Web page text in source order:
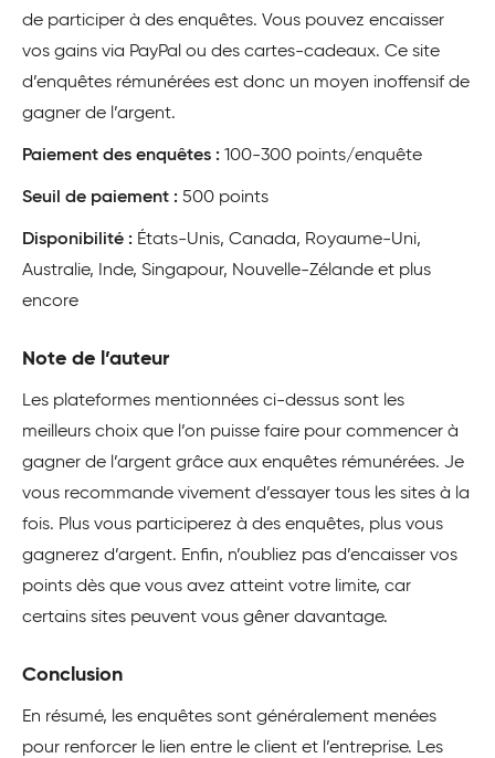
de participer à des enquêtes. Vous pouvez encaisser
vos gains via PayPal ou des cartes-cadeaux. Ce site
d’enquêtes rémunérées est donc un moyen inoffensif de
gagner de l’argent.
Paiement des enquêtes : 100-300 points/enquête
Seuil de paiement : 500 points
Disponibilité : États-Unis, Canada, Royaume-Uni,
Australie, Inde, Singapour, Nouvelle-Zélande et plus
encore
Note de l’auteur
Les plateformes mentionnées ci-dessus sont les
meilleurs choix que l’on puisse faire pour commencer à
gagner de l’argent grâce aux enquêtes rémunérées. Je
vous recommande vivement d’essayer tous les sites à la
fois. Plus vous participerez à des enquêtes, plus vous
gagnerez d’argent. Enfin, n’oubliez pas d’encaisser vos
points dès que vous avez atteint votre limite, car
certains sites peuvent vous gêner davantage.
Conclusion
En résumé, les enquêtes sont généralement menées
pour renforcer le lien entre le client et l’entreprise. Les